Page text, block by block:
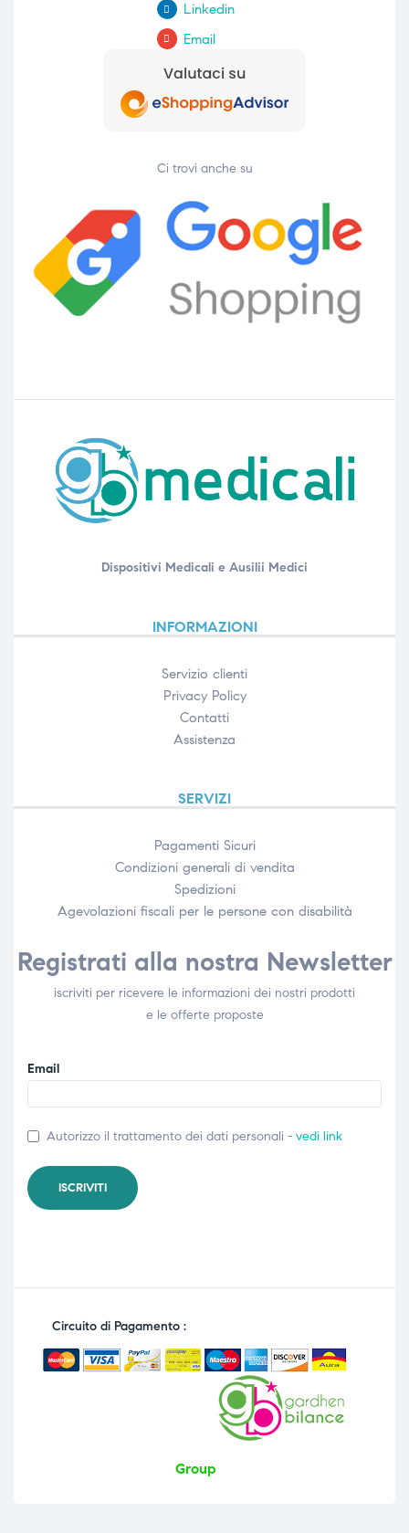
Linkedin
Email
Ci trovi anche su
Dispositivi Medicali e Ausilii Medici
INFORMAZIONI
Servizio clienti
Privacy Policy
Contatti
Assistenza
SERVIZI
Pagamenti Sicuri
Condizioni generali di vendita
Spedizioni
Agevolazioni fiscali per le persone con disabilità​
Registrati alla nostra Newsletter
iscriviti per ricevere le informazioni dei nostri prodotti
e le offerte proposte
Email
Autorizzo il trattamento dei dati personali - vedi link
Circuito di Pagamento :
Group